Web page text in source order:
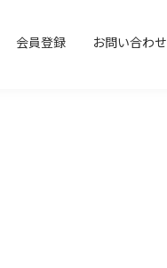
会員登録 お問い合わせ